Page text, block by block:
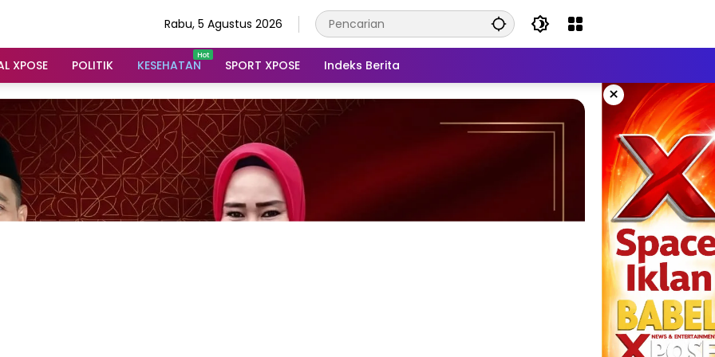
Rabu, 5 Agustus 2026
XPOSE POLITIK KESEHATAN SPORT XPOSE Indeks Berita
×